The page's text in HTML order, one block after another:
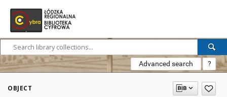
Advanced search ?
OBJECT